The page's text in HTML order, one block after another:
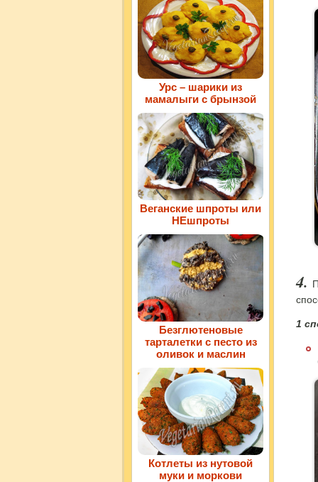
1
Урс – шарики из
мамалыги с брынзой
Веганские шпроты или
НЕшпроты
Безглютеновые
тарталетки с песто из
оливок и маслин
Котлеты из нутовой
муки и моркови